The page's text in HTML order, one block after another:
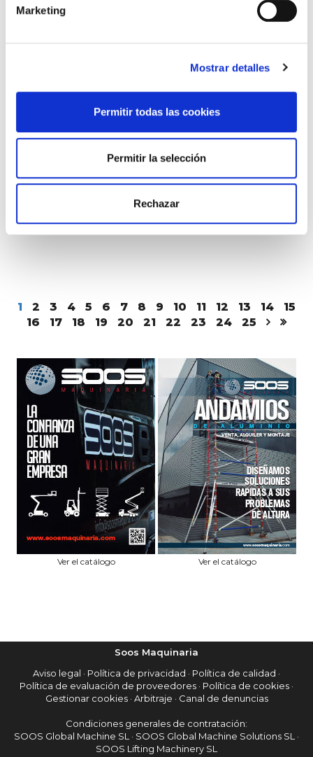
Marketing
Mostrar detalles
Permitir todas las cookies
Permitir la selección
Rechazar
BRAVI LEONARDO HD
DIESEL
1 2 3 4 5 6 7 8 9 10 11 12 13 14
15
16
17 18 19 20 21 22 23 24 25
Ver el catálogo Ver el catálogo
Soos Maquinaria
Aviso legal · Política de privacidad · Política de calidad ·
Política de evaluación de proveedores · Política de cookies ·
Gestionar cookies· Arbitraje · Canal de denuncias
Condiciones generales de contratación:
SOOS Global Machine SL · SOOS Global Machine Solutions SL ·
SOOS Lifting Machinery SL